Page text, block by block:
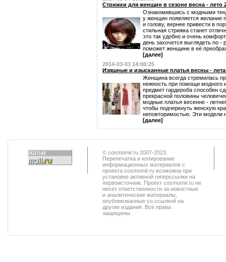
Стрижки для женщин в сезоне весна - лето
Ознакомившись с модными
у женщин появляется желание
и голову, вернее привести в
стильная стрижка станет
это так удобно и очень
день захочется выглядеть по -
поможет женщине в её
[далее]
2014-03-03 14:06:25
Изящные и изысканные платья весны - лета
Женщина всегда стремилась
нежность при помощи модного
предмет гардероба способен
прекрасной половины
модные платья весенне -
чтобы подчеркнуть женскую
неповторимостью. Эти модели
[далее]
© cosmomir.ru 2007-2023.
Перепечатка и копирование
информационных материалов с
проекта cosmomir.ru возможна при
установке активной гиперссылки на
первоисточник. Проект cosmomir.ru не
несет ответственности за новостные
и аналитические материалы,
опубликованные со ссылкой на
другие издания. Все права
защищены.